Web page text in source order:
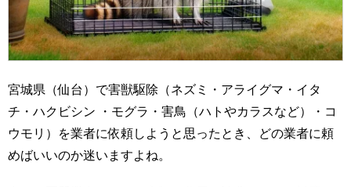
宮城県（仙台）で害獣駆除（ネズミ・アライグマ・イタ
チ・ハクビシン ・モグラ・害鳥（ハトやカラスなど）・コ
ウモリ）を業者に依頼しようと思ったとき、どの業者に頼
めばいいのか迷いますよね。